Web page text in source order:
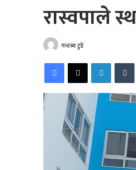
रास्वपाले
गन्तब्य टुडे
FacebookX LinkedIn